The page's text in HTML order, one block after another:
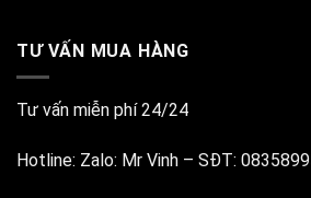
TƯ VẤN MUA HÀNG
Tư vấn miễn phí 24/24
Hotline: Zalo: Mr Vinh – SĐT: